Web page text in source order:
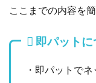
ここまでの内容を
即パット
・即パットで